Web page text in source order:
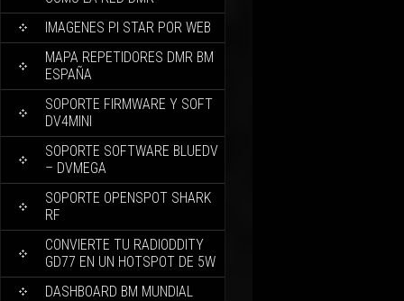
IMAGENES PI STAR POR WEB
MAPA REPETIDORES DMR BM
ESPAÑA
SOPORTE FIRMWARE Y SOFT
DV4MINI
SOPORTE SOFTWARE BLUEDV
– DVMEGA
SOPORTE OPENSPOT SHARK
RF
CONVIERTE TU RADIODDITY
GD77 EN UN HOTSPOT DE 5W
DASHBOARD BM MUNDIAL